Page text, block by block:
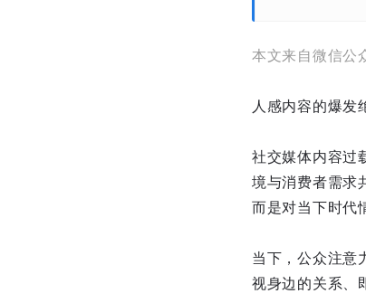
本文来自微信公
人感内容的爆发
社交媒体内容过
境与消费者需求
而是对当下时代
当下，公众注意
视身边的关系、